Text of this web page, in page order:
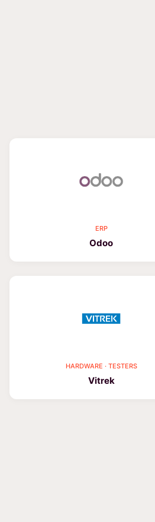
ERP
Odoo
HARDWARE · TESTERS
Vitrek